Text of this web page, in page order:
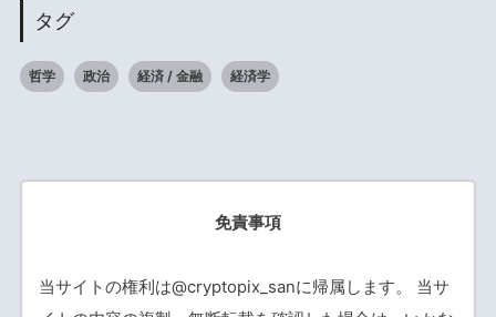
タグ
哲学 政治 経済 / 金融 経済学
免責事項
当サイトの権利は@cryptopix_sanに帰属します。 当サ